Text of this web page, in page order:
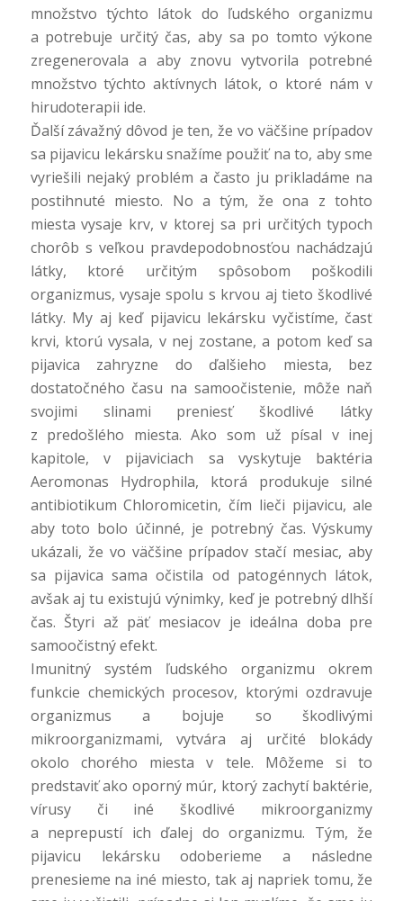
množstvo týchto látok do ľudského organizmu
a potrebuje určitý čas, aby sa po tomto výkone
zregenerovala a aby znovu vytvorila potrebné
množstvo týchto aktívnych látok, o ktoré nám v
hirudoterapii ide.
Ďalší závažný dôvod je ten, že vo väčšine prípadov
sa pijavicu lekársku snažíme použiť na to, aby sme
vyriešili nejaký problém a často ju prikladáme na
postihnuté miesto. No a tým, že ona z tohto
miesta vysaje krv, v ktorej sa pri určitých typoch
chorôb s veľkou pravdepodobnosťou nachádzajú
látky, ktoré určitým spôsobom poškodili
organizmus, vysaje spolu s krvou aj tieto škodlivé
látky. My aj keď pijavicu lekársku vyčistíme, časť
krvi, ktorú vysala, v nej zostane, a potom keď sa
pijavica zahryzne do ďalšieho miesta, bez
dostatočného času na samoočistenie, môže naň
svojimi slinami preniesť škodlivé látky
z predošlého miesta. Ako som už písal v inej
kapitole, v pijaviciach sa vyskytuje baktéria
Aeromonas Hydrophila, ktorá produkuje silné
antibiotikum Chloromicetin, čím lieči pijavicu, ale
aby toto bolo účinné, je potrebný čas. Výskumy
ukázali, že vo väčšine prípadov stačí mesiac, aby
sa pijavica sama očistila od patogénnych látok,
avšak aj tu existujú výnimky, keď je potrebný dlhší
čas. Štyri až päť mesiacov je ideálna doba pre
samoočistný efekt.
Imunitný systém ľudského organizmu okrem
funkcie chemických procesov, ktorými ozdravuje
organizmus a bojuje so škodlivými
mikroorganizmami, vytvára aj určité blokády
okolo chorého miesta v tele. Môžeme si to
predstaviť ako oporný múr, ktorý zachytí baktérie,
vírusy či iné škodlivé mikroorganizmy
a neprepustí ich ďalej do organizmu. Tým, že
pijavicu lekársku odoberieme a následne
prenesieme na iné miesto, tak aj napriek tomu, že